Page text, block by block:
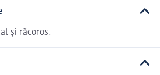
și răcoros.